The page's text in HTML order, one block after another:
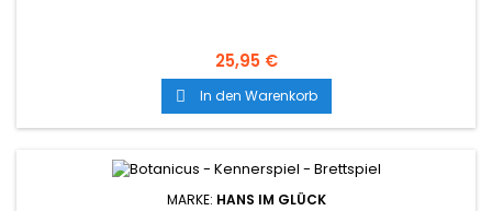
25,95 €
 In den Warenkorb
MARKE: HANS IM GLÜCK